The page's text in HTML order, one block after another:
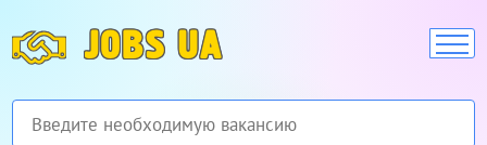
JOBS UA